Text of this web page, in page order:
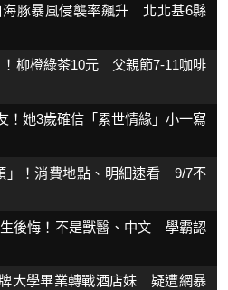
海豚暴風侵襲率飆升 北北基6縣
！柳橙綠茶10元 父親節7-11咖啡
！她3歲確信「累世情緣」小一寫
」！消費地點、明細速看 9/7不
後悔！不是獸醫、中文 學霸認
大學畢業轉戰酒店妹 疑遭網暴